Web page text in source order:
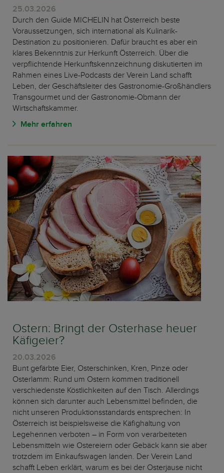
25.03.2026
Durch den Guide MICHELIN hat Österreich beste
Voraussetzungen, sich international als Kulinarik-
Destination zu positionieren. Dafür braucht es aber ein
klares Bekenntnis zur Herkunft Österreich. Über die
verpflichtende Herkunftskennzeichnung diskutierten im
Rahmen eines Live-Podcasts der Verein Land schafft
Leben, der Geschäftsleiter des Gastronomie-Großhändlers
Transgourmet und der Gastronomie-Obmann der
Wirtschaftskammer.
Mehr erfahren
Ostern: Bringt der Osterhase heuer
Käfigeier?
20.03.2026
Bunt gefärbte Eier, Osterschinken, Kren, Pinze oder
Osterlamm: Rund um Ostern kommen traditionell
verschiedenste Köstlichkeiten auf den Tisch. Allerdings
können sich darunter auch Lebensmittel befinden, die
nicht unseren Produktionsstandards entsprechen: In
Österreich ist beispielsweise die Käfighaltung von
Legehennen verboten – in Form von verarbeiteten
Lebensmitteln wie Ostereiern oder Gebäck kann sie aber
trotzdem im Einkaufswagen landen. Der Verein Land
schafft Leben erklärt, warum es bei der Osterjause nicht